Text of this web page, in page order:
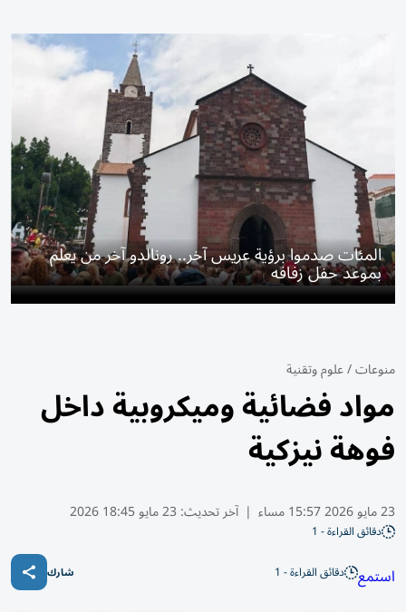
المئات صدموا برؤية عريس آخر.. رونالدو آخر من يعلم
بموعد حفل زفافه
منوعات/علوم وتقنية
مواد فضائية وميكروبية داخل
فوهة نيزكية
23 مايو 2026 15:57 مساء | آخر تحديث: 23 مايو 18:45 2026
دقائق القراءة - 1
استمع دقائق القراءة - 1 شارك